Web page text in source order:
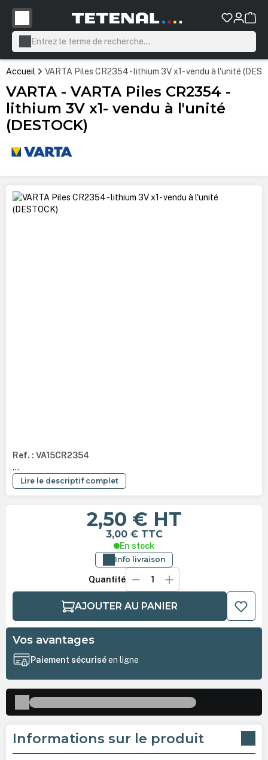
principal
Accueil VARTA Piles CR2354 - lithium 3V x1- vendu à l'unité
VARTA - VARTA Piles CR2354 -
lithium 3V x1- vendu à l'unité
(DESTOCK)
Ignorer la galerie d'images
Ref. : VA15CR2354
...
Lire le descriptif complet
2,50 € HT
3,00 € TTC
En stock
Info livraison
Quantité
AJOUTER AU PANIER
Vos avantages
Paiement sécuriséen ligne
Informations sur le produit